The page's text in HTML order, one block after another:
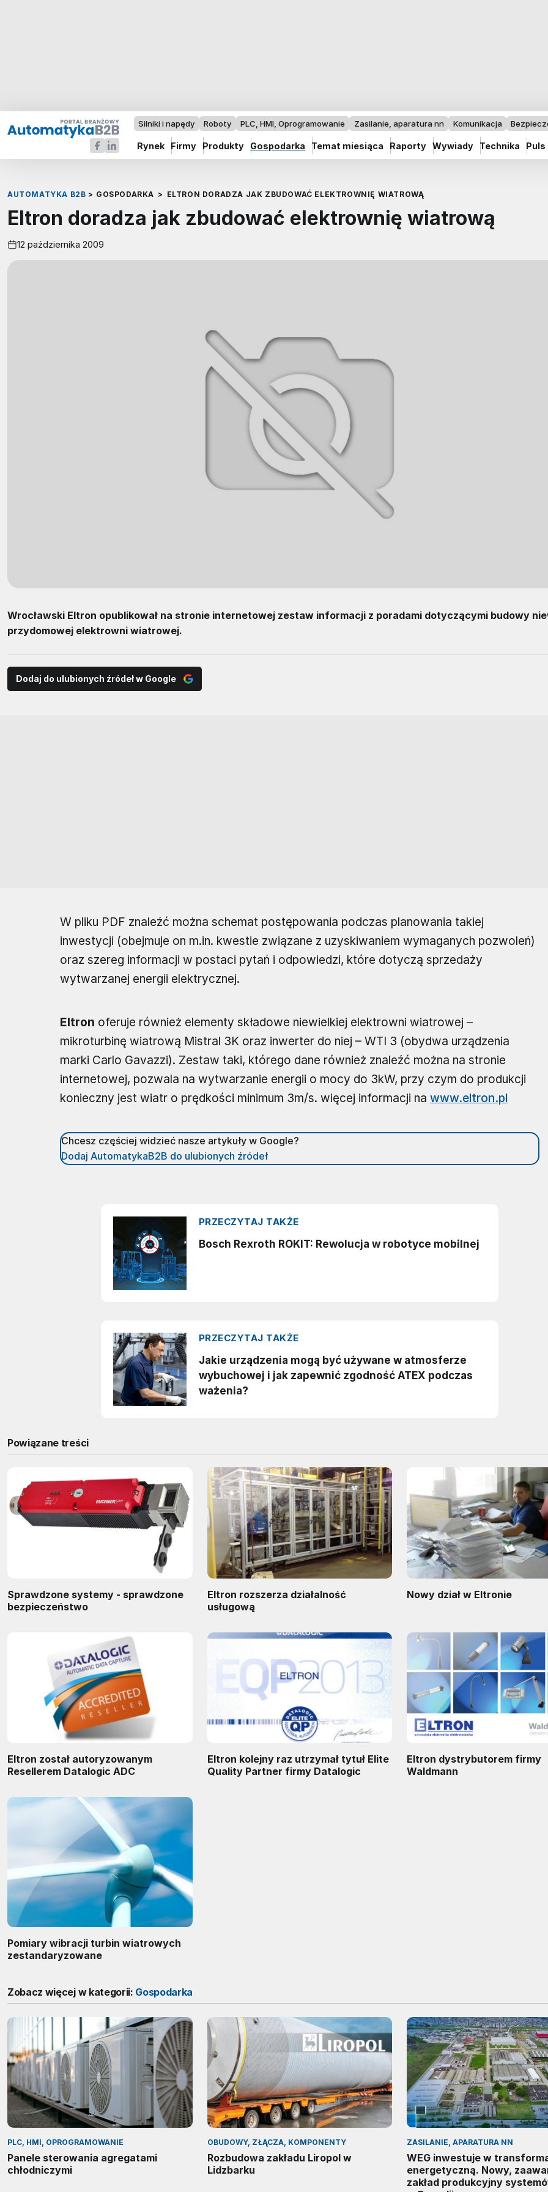
Silniki i napędy Roboty PLC, HMI, Oprogramowanie Zasilanie, aparatura nn Komunikacja
Rynek Firmy Produkty Gospodarka Temat miesiąca Raporty Wywiady Technika Puls
AUTOMATYKA B2B > GOSPODARKA > ELTRON DORADZA JAK ZBUDOWAĆ ELEKTROWNIĘ WIATROWĄ
Eltron doradza jak zbudować elektrownię wiatrową
12 października 2009
Wrocławski Eltron opublikował na stronie internetowej zestaw informacji z poradami dotyczącymi budowy
przydomowej elektrowni wiatrowej.
Dodaj do ulubionych źródeł w Google
W pliku PDF znaleźć można schemat postępowania podczas planowania takiej
inwestycji (obejmuje on m.in. kwestie związane z uzyskiwaniem wymaganych pozwoleń)
oraz szereg informacji w postaci pytań i odpowiedzi, które dotyczą sprzedaży
wytwarzanej energii elektrycznej.
Eltron oferuje również elementy składowe niewielkiej elektrowni wiatrowej –
mikroturbinę wiatrową Mistral 3K oraz inwerter do niej – WTI 3 (obydwa urządzenia
marki Carlo Gavazzi). Zestaw taki, którego dane również znaleźć można na stronie
internetowej, pozwala na wytwarzanie energii o mocy do 3kW, przy czym do produkcji
konieczny jest wiatr o prędkości minimum 3m/s. więcej informacji na www.eltron.pl
Chcesz częściej widzieć nasze artykuły w Google?
Dodaj AutomatykaB2B do ulubionych źródeł
Powiązane treści
Sprawdzone systemy - sprawdzone
bezpieczeństwo
Eltron rozszerza działalność
usługową
Nowy dział w Eltronie
Eltron został autoryzowanym
Resellerem Datalogic ADC
Eltron kolejny raz utrzymał tytuł Elite
Quality Partner firmy Datalogic
Eltron dystrybutorem firmy
Waldmann
Pomiary wibracji turbin wiatrowych
zestandaryzowane
Zobacz więcej w kategorii: Gospodarka
PLC, HMI, OPROGRAMOWANIE
Panele sterowania agregatami
chłodniczymi
OBUDOWY, ZŁĄCZA, KOMPONENTY
Rozbudowa zakładu Liropol w
Lidzbarku
ZASILANIE, APARATURA NN
WEG inwestuje w
energetyczną. Nowy,
zakład produkcyjny